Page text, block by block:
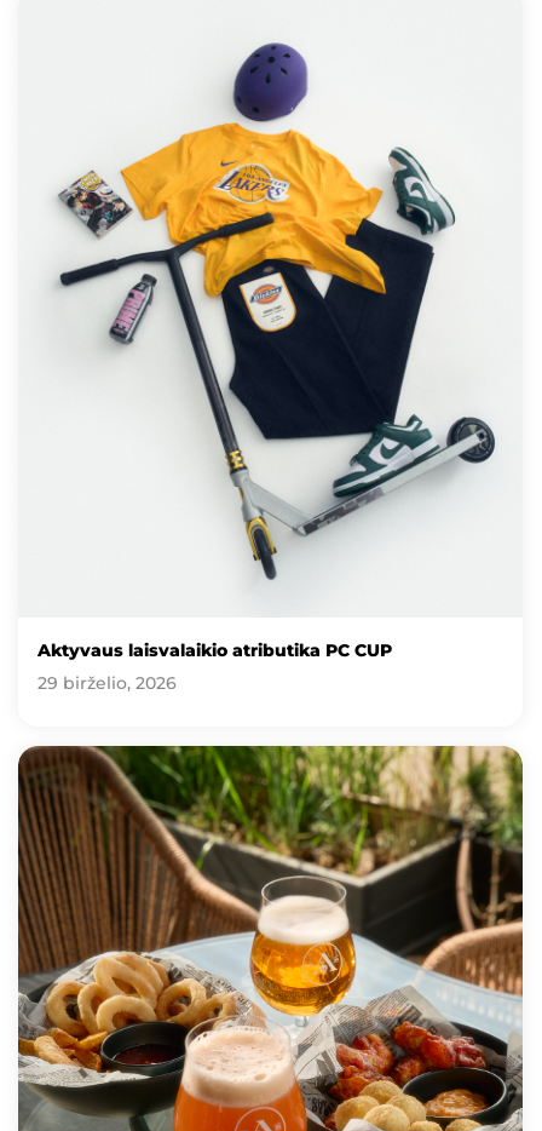
Aktyvaus laisvalaikio atributika PC CUP
29 birželio, 2026